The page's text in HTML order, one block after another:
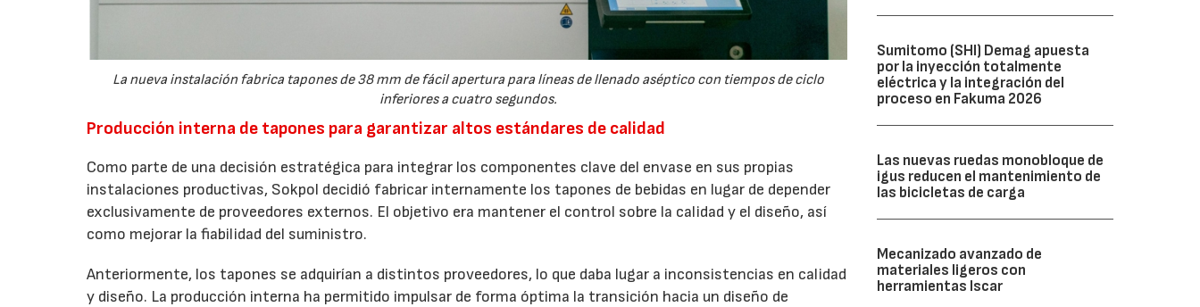
La nueva instalación fabrica tapones de 38 mm de fácil apertura para líneas de llenado aséptico con tiempos de ciclo
inferiores a cuatro segundos.
Producción interna de tapones para garantizar altos estándares de calidad
Como parte de una decisión estratégica para integrar los componentes clave del envase en sus propias
instalaciones productivas, Sokpol decidió fabricar internamente los tapones de bebidas en lugar de depender
exclusivamente de proveedores externos. El objetivo era mantener el control sobre la calidad y el diseño, así
como mejorar la fiabilidad del suministro.
Anteriormente, los tapones se adquirían a distintos proveedores, lo que daba lugar a inconsistencias en calidad
y diseño. La producción interna ha permitido impulsar de forma óptima la transición hacia un diseño de
Sumitomo (SHI) Demag apuesta
por la inyección totalmente
eléctrica y la integración del
proceso en Fakuma 2026
Las nuevas ruedas monobloque de
igus reducen el mantenimiento de
las bicicletas de carga
Mecanizado avanzado de
materiales ligeros con
herramientas Iscar